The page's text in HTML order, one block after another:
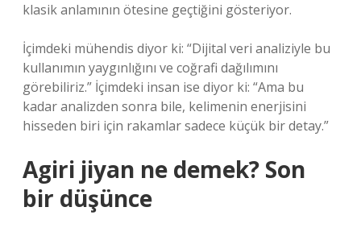
klasik anlamının ötesine geçtiğini gösteriyor.
İçimdeki mühendis diyor ki: “Dijital veri analiziyle bu
kullanımın yaygınlığını ve coğrafi dağılımını
görebiliriz.” İçimdeki insan ise diyor ki: “Ama bu
kadar analizden sonra bile, kelimenin enerjisini
hisseden biri için rakamlar sadece küçük bir detay.”
Agiri jiyan ne demek? Son
bir düşünce